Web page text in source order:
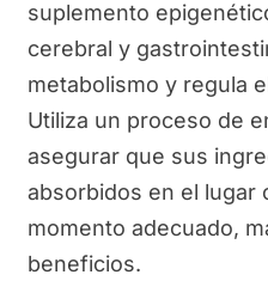
suplemento
cerebral y
metabolismo y regula
Utiliza un proceso de
asegurar que sus
absorbidos en el lugar
momento adecuado,
beneficios.